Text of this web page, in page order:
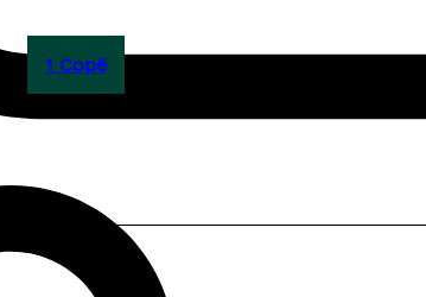
1 Copë